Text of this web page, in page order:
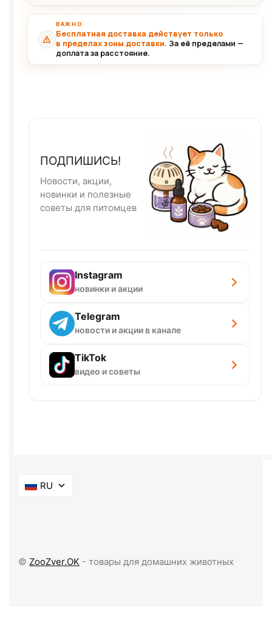
ВАЖНО
Бесплатная доставка действует только
в пределах зоны доставки. За её пределами —
доплата за расстояние.
ПОДПИШИСЬ!
Новости, акции,
новинки и полезные
советы для питомцев
Instagram
новинки и акции
Telegram
новости и акции в канале
TikTok
видео и советы
RU
© ZooZver.OK - товары для домашних животных